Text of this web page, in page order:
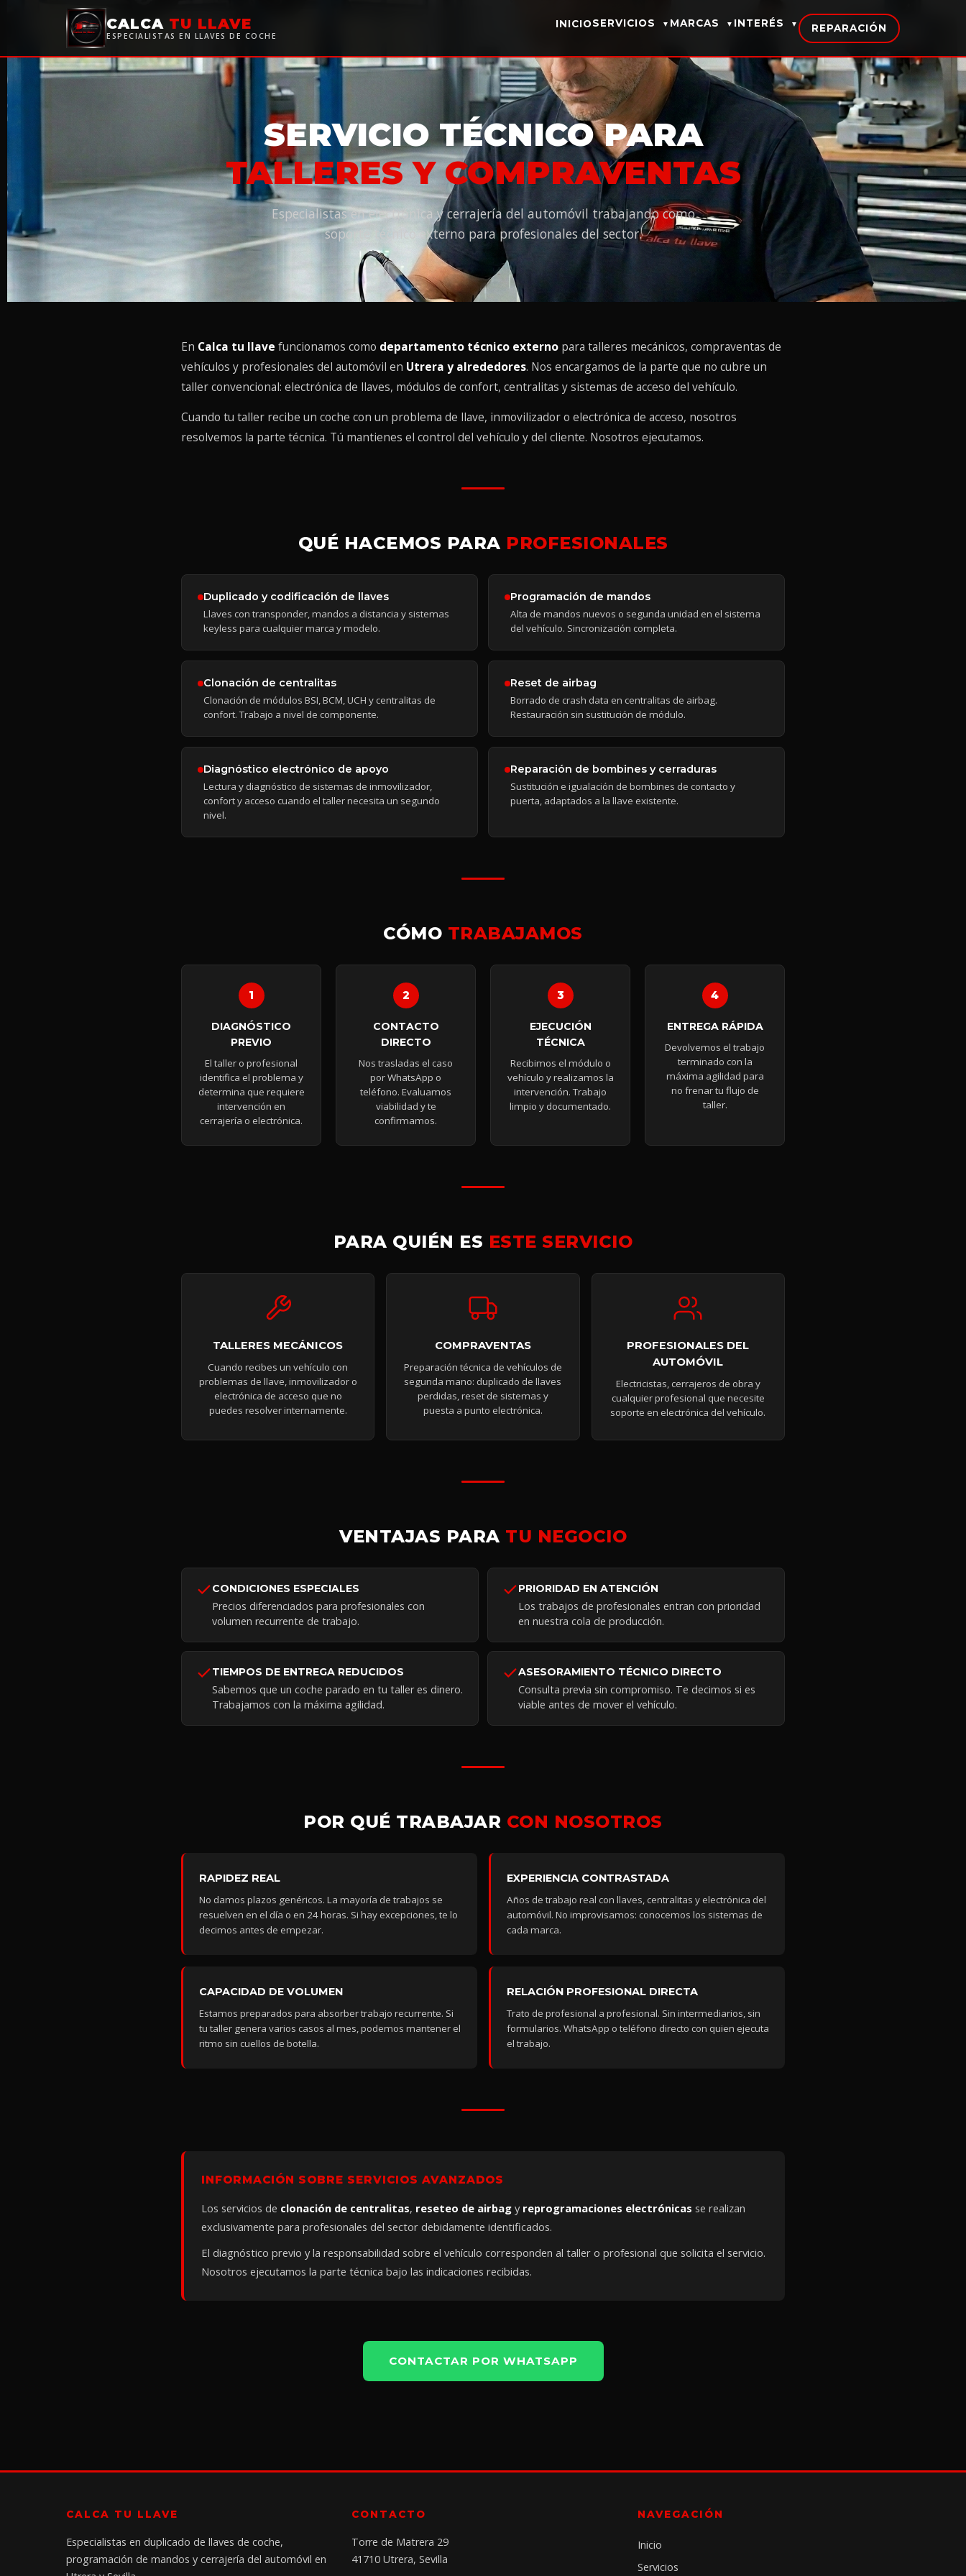
CALCA TU LLAVE
ESPECIALISTAS EN LLAVES DE COCHE
INICIOSERVICIOS ▼ MARCAS ▼ INTERÉS ▼ REPARACIÓN
SERVICIO TÉCNICO PARA
TALLERES Y COMPRAVENTAS
Especialistas en electrónica y cerrajería del automóvil trabajando como
soporte técnico externo para profesionales del sector.
En Calca tu llave funcionamos como departamento técnico externo para talleres mecánicos, compraventas de
vehículos y profesionales del automóvil en Utrera y alrededores. Nos encargamos de la parte que no cubre un
taller convencional: electrónica de llaves, módulos de confort, centralitas y sistemas de acceso del vehículo.
Cuando tu taller recibe un coche con un problema de llave, inmovilizador o electrónica de acceso, nosotros
resolvemos la parte técnica. Tú mantienes el control del vehículo y del cliente. Nosotros ejecutamos.
QUÉ HACEMOS PARA PROFESIONALES
Duplicado y codificación de llaves
Llaves con transponder, mandos a distancia y sistemas
keyless para cualquier marca y modelo.
Programación de mandos
Alta de mandos nuevos o segunda unidad en el sistema
del vehículo. Sincronización completa.
Clonación de centralitas
Clonación de módulos BSI, BCM, UCH y centralitas de
confort. Trabajo a nivel de componente.
Reset de airbag
Borrado de crash data en centralitas de airbag.
Restauración sin sustitución de módulo.
Diagnóstico electrónico de apoyo
Lectura y diagnóstico de sistemas de inmovilizador,
confort y acceso cuando el taller necesita un segundo
nivel.
Reparación de bombines y cerraduras
Sustitución e igualación de bombines de contacto y
puerta, adaptados a la llave existente.
CÓMO TRABAJAMOS
DIAGNÓSTICO
PREVIO
El taller o profesional
identifica el problema y
determina que requiere
intervención en
cerrajería o electrónica.
CONTACTO
DIRECTO
Nos trasladas el caso
por WhatsApp o
teléfono. Evaluamos
viabilidad y te
confirmamos.
EJECUCIÓN
TÉCNICA
Recibimos el módulo o
vehículo y realizamos la
intervención. Trabajo
limpio y documentado.
ENTREGA RÁPIDA
Devolvemos el trabajo
terminado con la
máxima agilidad para
no frenar tu flujo de
taller.
PARA QUIÉN ES ESTE SERVICIO
TALLERES MECÁNICOS
Cuando recibes un vehículo con
problemas de llave, inmovilizador o
electrónica de acceso que no
puedes resolver internamente.
COMPRAVENTAS
Preparación técnica de vehículos de
segunda mano: duplicado de llaves
perdidas, reset de sistemas y
puesta a punto electrónica.
PROFESIONALES DEL
AUTOMÓVIL
Electricistas, cerrajeros de obra y
cualquier profesional que necesite
soporte en electrónica del vehículo.
VENTAJAS PARA TU NEGOCIO
CONDICIONES ESPECIALES
Precios diferenciados para profesionales con
volumen recurrente de trabajo.
PRIORIDAD EN ATENCIÓN
Los trabajos de profesionales entran con prioridad
en nuestra cola de producción.
TIEMPOS DE ENTREGA REDUCIDOS
Sabemos que un coche parado en tu taller es dinero.
Trabajamos con la máxima agilidad.
ASESORAMIENTO TÉCNICO DIRECTO
Consulta previa sin compromiso. Te decimos si es
viable antes de mover el vehículo.
POR QUÉ TRABAJAR CON NOSOTROS
RAPIDEZ REAL
No damos plazos genéricos. La mayoría de trabajos se
resuelven en el día o en 24 horas. Si hay excepciones, te lo
decimos antes de empezar.
EXPERIENCIA CONTRASTADA
Años de trabajo real con llaves, centralitas y electrónica del
automóvil. No improvisamos: conocemos los sistemas de
cada marca.
CAPACIDAD DE VOLUMEN
Estamos preparados para absorber trabajo recurrente. Si
tu taller genera varios casos al mes, podemos mantener el
ritmo sin cuellos de botella.
RELACIÓN PROFESIONAL DIRECTA
Trato de profesional a profesional. Sin intermediarios, sin
formularios. WhatsApp o teléfono directo con quien ejecuta
el trabajo.
INFORMACIÓN SOBRE SERVICIOS AVANZADOS
Los servicios de clonación de centralitas, reseteo de airbag y reprogramaciones electrónicas se realizan
exclusivamente para profesionales del sector debidamente identificados.
El diagnóstico previo y la responsabilidad sobre el vehículo corresponden al taller o profesional que solicita el servicio.
Nosotros ejecutamos la parte técnica bajo las indicaciones recibidas.
CONTACTAR POR WHATSAPP
CALCA TU LLAVE
Especialistas en duplicado de llaves de coche,
programación de mandos y cerrajería del automóvil en
CONTACTO
Torre de Matrera 29
41710 Utrera, Sevilla
NAVEGACIÓN
Inicio
Servicios